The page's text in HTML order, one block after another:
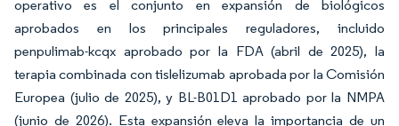
operativo es el conjunto en expansión de biológicos
aprobados en los principales reguladores, incluido
penpulimab-kcqx aprobado por la FDA (abril de 2025), la
terapia combinada con tislelizumab aprobada por la Comisión
Europea (julio de 2025), y BL-B01D1 aprobado por la NMPA
(junio de 2026). Esta expansión eleva la importancia de un